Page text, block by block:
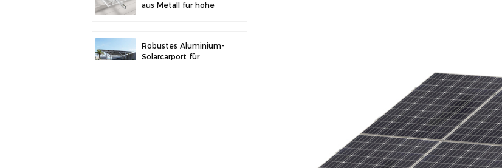
aus Metall für hohe
Robustes Aluminium-
Solarcarport für